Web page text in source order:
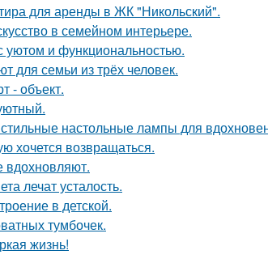
для аренды в ЖК "Никольский".
в семейном интерьере.
уютом и функциональностью.
для семьи из трёх человек.
- объект.
настольные лампы для
хочется возвращаться.
лечат усталость.
в детской.
тумбочек.
жизнь!